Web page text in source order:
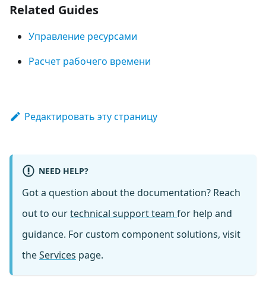
Related Guides
Управление ресурсами
Расчет рабочего времени
Редактировать эту страницу
NEED HELP?
Got a question about the documentation? Reach
out to ourtechnical support team for help and
guidance. For custom component solutions, visit
theServices page.